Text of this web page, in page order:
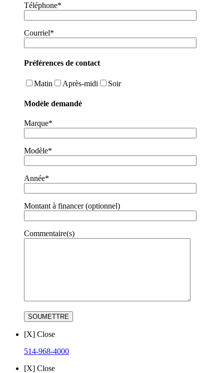
Téléphone*
Courriel*
Préférences de contact
Matin Après-midi Soir
Modèle demandé
Marque*
Modèle*
Année*
Montant à financer (optionnel)
Commentaire(s)
[X] Close
514-968-4000
[X] Close